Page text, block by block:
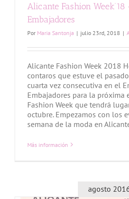
Alicante Fashion
Embajadores
Por Maria Santonja | julio 23rd, 2018 |
Alicante Fashion Week 2018
contaros que estuve el
cuarta vez consecutiva en el
Embajadores para la próxima
Fashion Week que tendrá
octubre. Empezamos con los
semana de la moda en
Más información
agosto